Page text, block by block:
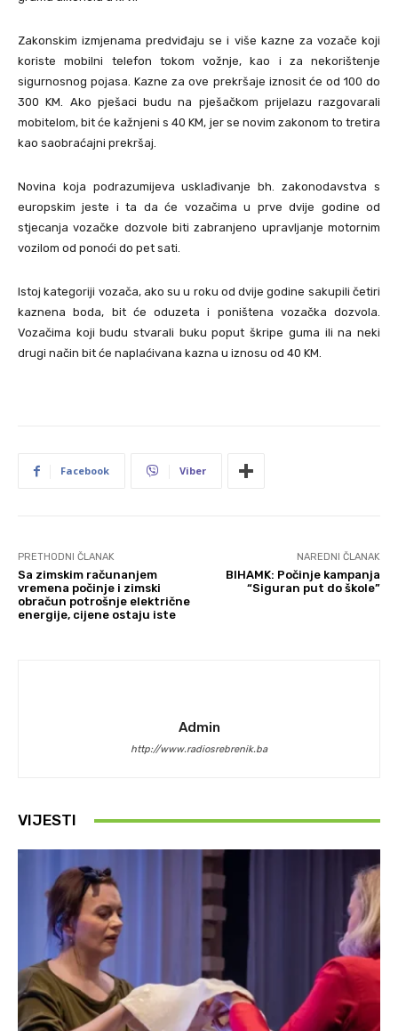
Zakonskim izmjenama predviđaju se i više kazne za vozače koji
koriste mobilni telefon tokom vožnje, kao i za nekorištenje
sigurnosnog pojasa. Kazne za ove prekršaje iznosit će od 100 do
300 KM. Ako pješaci budu na pješačkom prijelazu razgovarali
mobitelom, bit će kažnjeni s 40 KM, jer se novim zakonom to tretira
kao saobraćajni prekršaj.
Novina koja podrazumijeva usklađivanje bh. zakonodavstva s
europskim jeste i ta da će vozačima u prve dvije godine od
stjecanja vozačke dozvole biti zabranjeno upravljanje motornim
vozilom od ponoći do pet sati.
Istoj kategoriji vozača, ako su u roku od dvije godine sakupili četiri
kaznena boda, bit će oduzeta i poništena vozačka dozvola.
Vozačima koji budu stvarali buku poput škripe guma ili na neki
drugi način bit će naplaćivana kazna u iznosu od 40 KM.
Facebook Viber
PRETHODNI ČLANAK
Sa zimskim računanjem
vremena počinje i zimski
obračun potrošnje električne
energije, cijene ostaju iste
NAREDNI ČLANAK
BIHAMK: Počinje kampanja
“Siguran put do škole”
Admin
http://www.radiosrebrenik.ba
VIJESTI